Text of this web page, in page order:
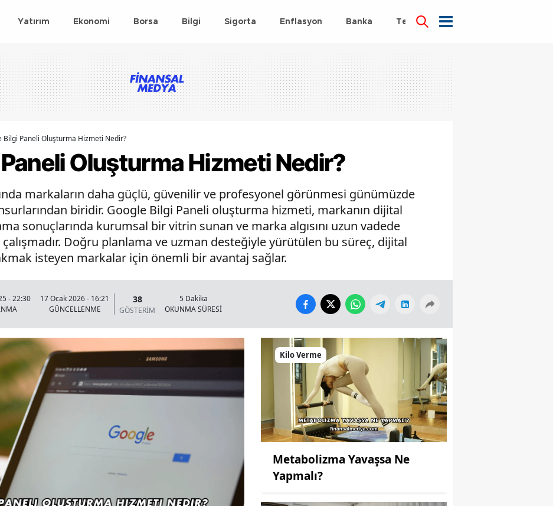
Yatırım Ekonomi Borsa Bilgi Sigorta Enflasyon Banka Teknoloji
Bilgi Paneli Oluşturma Hizmeti Nedir?
Oluşturma Hizmeti Nedir?
markaların daha güçlü, güvenilir ve profesyonel görünmesi günümüzde
biridir. Google Bilgi Paneli oluşturma hizmeti, markanın dijital
sonuçlarında kurumsal bir vitrin sunan ve marka algısını uzun vadede
Doğru planlama ve uzman desteğiyle yürütülen bu süreç, dijital
isteyen markalar için önemli bir avantaj sağlar.
- 22:30
17 Ocak 2026 - 16:21
GÜNCELLENME
38
GÖSTERİM
5 Dakika
OKUNMA SÜRESİ
Kilo Verme
Metabolizma Yavaşsa Ne
Yapmalı?